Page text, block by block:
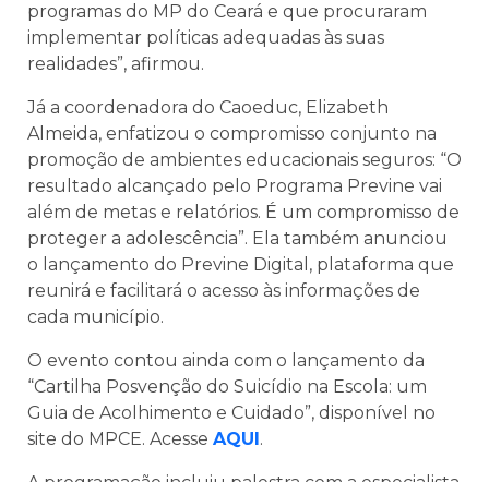
programas do MP do Ceará e que procuraram
implementar políticas adequadas às suas
realidades”, afirmou.
Já a coordenadora do Caoeduc, Elizabeth
Almeida, enfatizou o compromisso conjunto na
promoção de ambientes educacionais seguros: “O
resultado alcançado pelo Programa Previne vai
além de metas e relatórios. É um compromisso de
proteger a adolescência”. Ela também anunciou
o lançamento do Previne Digital, plataforma que
reunirá e facilitará o acesso às informações de
cada município.
O evento contou ainda com o lançamento da
“Cartilha Posvenção do Suicídio na Escola: um
Guia de Acolhimento e Cuidado”, disponível no
site do MPCE. Acesse AQUI.